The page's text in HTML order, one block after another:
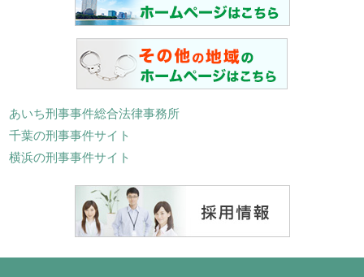
あいち刑事事件総合法律事務所
千葉の刑事事件サイト
横浜の刑事事件サイト